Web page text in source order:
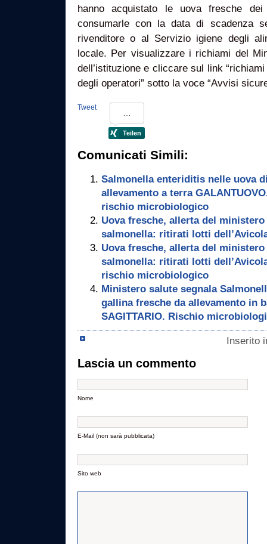
hanno acquistato le uova fresche
consumarle con la data di scadenza
rivenditore o al Servizio igiene degli
locale. Per visualizzare i richiami del
dell’istituzione e cliccare sul link
degli operatori” sotto la voce “Avvisi
Tweet
Comunicati Simili:
Salmonella enteriditis nelle uova
allevamento a terra
rischio microbiologico
Uova fresche, allerta del
salmonella: ritirati lotti
Uova fresche, allerta del
salmonella: ritirati lotti
rischio microbiologico
Ministero salute segnala
gallina fresche da allevamento in
SAGITTARIO. Rischio
Inserito
Lascia un commento
Nome
E-Mail (non sarà pubblicata)
Sito web